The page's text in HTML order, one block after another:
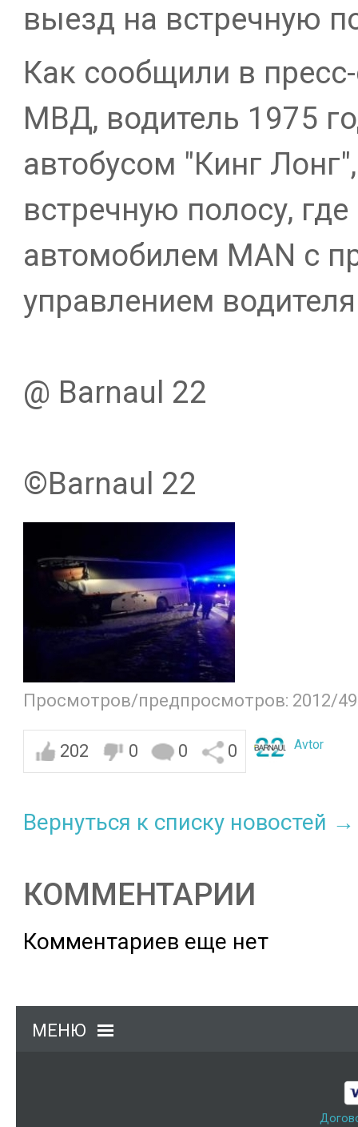
выезд на встречную
Как сообщили в
МВД, водитель 1975
автобусом "Кинг
встречную полосу, где
автомобилем MAN с
управлением
@ Barnaul 22
©️Barnaul 22
Просмотров/предпросмотров: 2012/
202 0 0 0 Avtor
Вернуться к списку новостей →
КОММЕНТАРИИ
Комментариев еще нет
МЕНЮ